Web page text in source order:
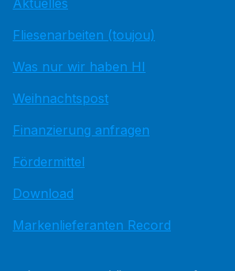
Aktuelles
Fliesenarbeiten (toujou)
Was nur wir haben HI
Weihnachtspost
Finanzierung anfragen
Fördermittel
Download
Markenlieferanten Record